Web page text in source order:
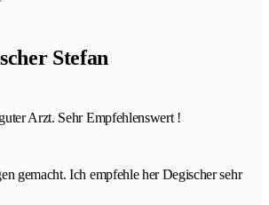
Stefan
Arzt. Sehr Empfehlenswert !
gemacht. Ich empfehle her Degischer sehr